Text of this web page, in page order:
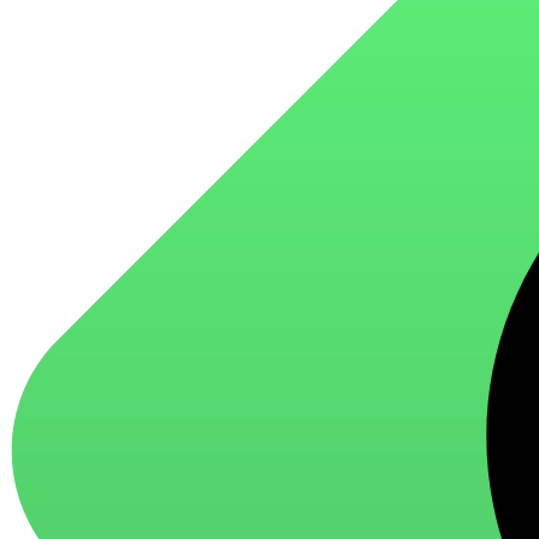
для ароматизации и нейтрализации запахов
для стирки и ухода за тканями
для ковров и текстильных изделий
специализированные чистящие средства
универсальные чистящие средства
дезинфицирующие средства
Автохимия и автокосметика
автоэмали
аэрозольные смазки